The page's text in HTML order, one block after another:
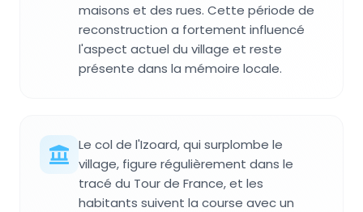
maisons et des rues. Cette période de
reconstruction a fortement influencé
l'aspect actuel du village et reste
présente dans la mémoire locale.
Le col de l'Izoard, qui surplombe le
village, figure régulièrement dans le
tracé du Tour de France, et les
habitants suivent la course avec un